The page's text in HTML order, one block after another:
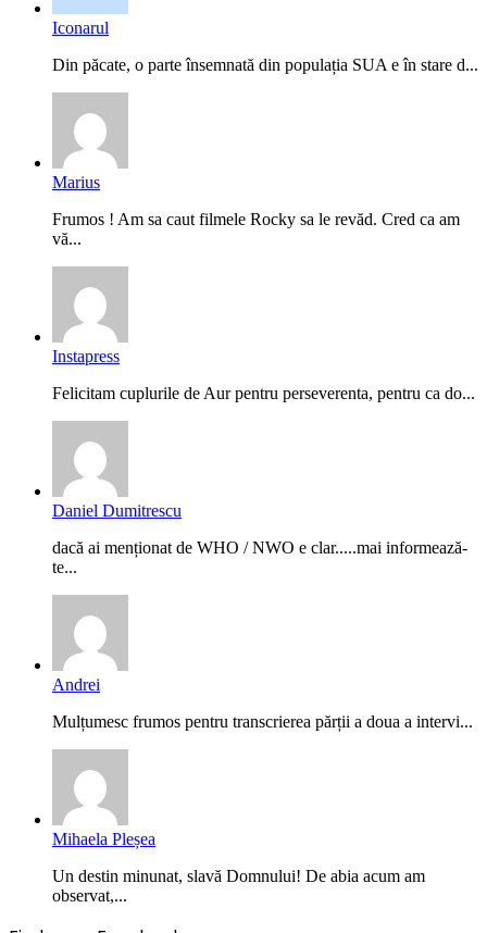
Iconarul
Din păcate, o parte însemnată din populația SUA e în stare d...
Marius
Frumos ! Am sa caut filmele Rocky sa le revăd. Cred ca am
vă...
Instapress
Felicitam cuplurile de Aur pentru perseverenta, pentru ca do...
Daniel Dumitrescu
dacă ai menționat de WHO / NWO e clar.....mai informează-
te...
Andrei
Mulțumesc frumos pentru transcrierea părții a doua a intervi...
Mihaela Pleșea
Un destin minunat, slavă Domnului! De abia acum am
observat,...